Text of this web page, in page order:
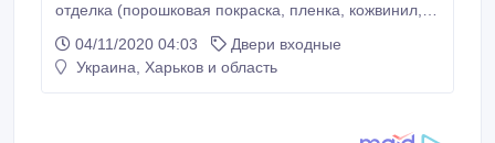
отделка (порошковая покраска, пленка, кожвинил,
гарантия 3 года. Противопожарные двери. Тел.:
050-406-15-17, 050-406-15-18. Менеджер..
04/11/2020 04:03
Двери входные
Украина, Харьков и область